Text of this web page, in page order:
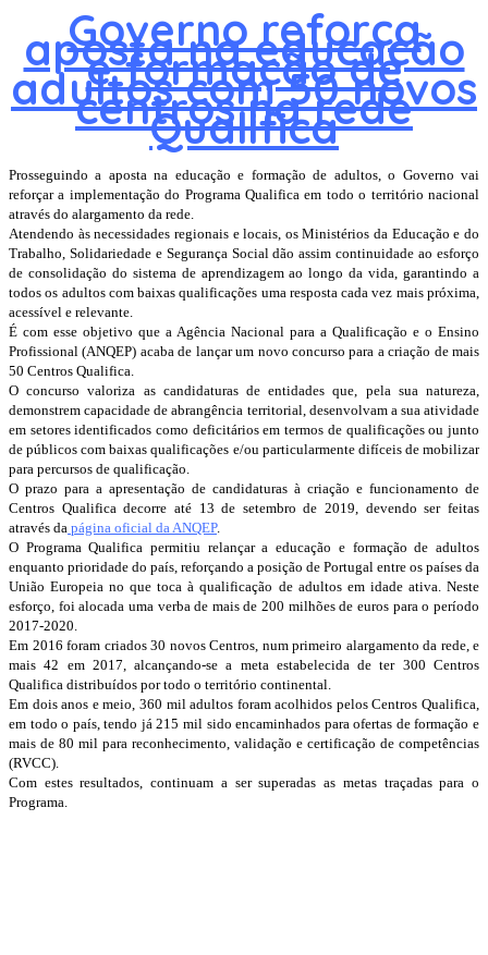
Governo reforça
aposta na educação
e formação de
adultos com 50 novos
centros na rede
Qualifica
Prosseguindo a aposta na educação e formação de adultos, o Governo vai
reforçar a implementação do Programa Qualifica em todo o território nacional
através do alargamento da rede.
Atendendo às necessidades regionais e locais, os Ministérios da Educação e do
Trabalho, Solidariedade e Segurança Social dão assim continuidade ao esforço
de consolidação do sistema de aprendizagem ao longo da vida, garantindo a
todos os adultos com baixas qualificações uma resposta cada vez mais próxima,
acessível e relevante.
É com esse objetivo que a Agência Nacional para a Qualificação e o Ensino
Profissional (ANQEP) acaba de lançar um novo concurso para a criação de mais
50 Centros Qualifica.
O concurso valoriza as candidaturas de entidades que, pela sua natureza,
demonstrem capacidade de abrangência territorial, desenvolvam a sua atividade
em setores identificados como deficitários em termos de qualificações ou junto
de públicos com baixas qualificações e/ou particularmente difíceis de mobilizar
para percursos de qualificação.
O prazo para a apresentação de candidaturas à criação e funcionamento de
Centros Qualifica decorre até 13 de setembro de 2019, devendo ser feitas
através da página oficial da ANQEP.
O Programa Qualifica permitiu relançar a educação e formação de adultos
enquanto prioridade do país, reforçando a posição de Portugal entre os países da
União Europeia no que toca à qualificação de adultos em idade ativa. Neste
esforço, foi alocada uma verba de mais de 200 milhões de euros para o período
2017-2020.
Em 2016 foram criados 30 novos Centros, num primeiro alargamento da rede, e
mais 42 em 2017, alcançando-se a meta estabelecida de ter 300 Centros
Qualifica distribuídos por todo o território continental.
Em dois anos e meio, 360 mil adultos foram acolhidos pelos Centros Qualifica,
em todo o país, tendo já 215 mil sido encaminhados para ofertas de formação e
mais de 80 mil para reconhecimento, validação e certificação de competências
(RVCC).
Com estes resultados, continuam a ser superadas as metas traçadas para o
Programa.